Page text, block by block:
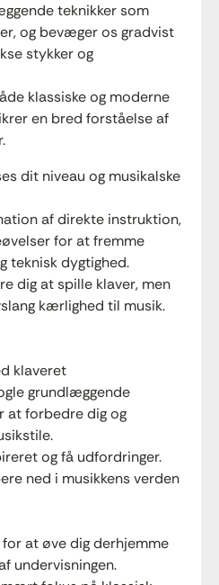
teknikker som
og bevæger os gradvist
stykker og
klassiske og moderne
en bred forståelse af
dit niveau og musikalske
af direkte instruktion,
for at fremme
teknisk dygtighed.
dig at spille klaver, men
kærlighed til musik.
klaveret
grundlæggende
at forbedre dig og
og få udfordringer.
ned i musikkens verden
at øve dig derhjemme
undervisningen.